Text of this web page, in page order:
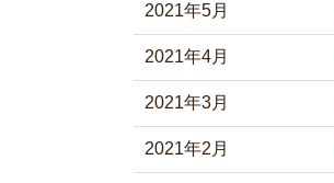
2021年5月
2021年4月
2021年3月
2021年2月